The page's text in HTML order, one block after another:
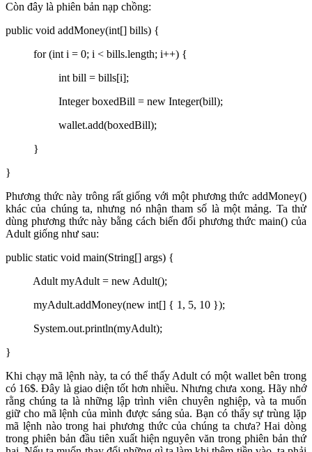
Còn đây là phiên bản nạp chồng:
public void addMoney(int[] bills) {
for (int i = 0; i < bills.length; i++) {
int bill = bills[i];
Integer boxedBill = new Integer(bill);
wallet.add(boxedBill);
}
}
Phương thức này trông rất giống với một phương thức addMoney()
khác của chúng ta, nhưng nó nhận tham số là một mảng. Ta thử
dùng phương thức này bằng cách biến đổi phương thức main() của
Adult giống như sau:
public static void main(String[] args) {
Adult myAdult = new Adult();
myAdult.addMoney(new int[] { 1, 5, 10 });
System.out.println(myAdult);
}
Khi chạy mã lệnh này, ta có thể thấy Adult có một wallet bên trong
có 16$. Đây là giao diện tốt hơn nhiều. Nhưng chưa xong. Hãy nhớ
rằng chúng ta là những lập trình viên chuyên nghiệp, và ta muốn
giữ cho mã lệnh của mình được sáng sủa. Bạn có thấy sự trùng lặp
mã lệnh nào trong hai phương thức của chúng ta chưa? Hai dòng
trong phiên bản đầu tiên xuất hiện nguyên văn trong phiên bản thứ